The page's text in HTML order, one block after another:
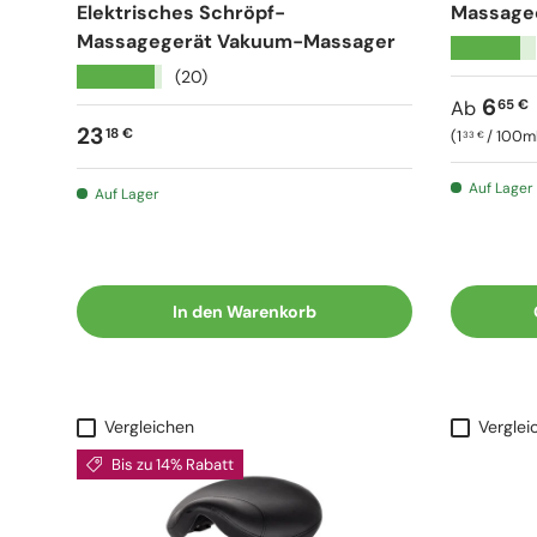
Elektrisches Schröpf-
Massagegerät Vakuum-Massager
(20)
Normaler Preis
2318 €
Auf Lager
In den Warenkorb
Ab 665 €
Grundpreis
133 € /100ml
Auf Lager
Vergleichen
Bis zu 14% Rabatt